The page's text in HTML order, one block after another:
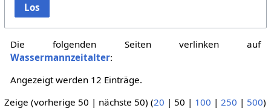
Los
Die folgenden Seiten verlinken auf
Wassermannzeitalter:
Angezeigt werden 12 Einträge.
Zeige (vorherige 50 | nächste 50) (20 | 50 | 100 | 250 | 500)